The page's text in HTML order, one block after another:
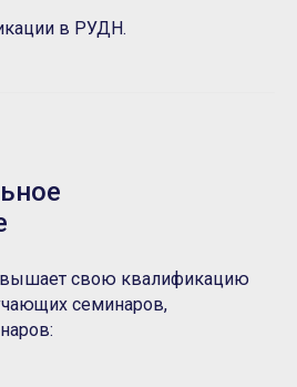
в РУДН.
свою квалификацию
семинаров,